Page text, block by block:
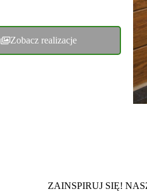
Zobacz realizacje
ZAINSPIRUJ SIĘ!